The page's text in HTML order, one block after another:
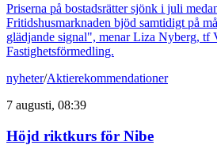
Priserna på bostadsrätter sjönk i juli
Fritidshusmarknaden bjöd samtidigt på
glädjande signal", menar Liza Nyberg, tf
Fastighetsförmedling.
nyheter/Aktierekommendationer
7 augusti, 08:39
Höjd riktkurs för Nibe